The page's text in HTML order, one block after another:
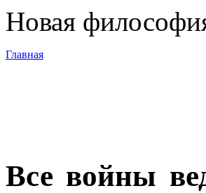
Новая
Главная
Программа
Все войны